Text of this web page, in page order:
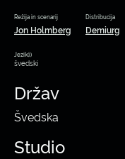
Režija in scenarij
Jon Holmberg
Distribucija
Demiurg
Jezik(i)
švedski
Držav
Švedska
Studio